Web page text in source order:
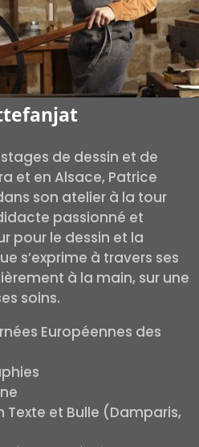
de dessin et de
et en Alsace, Patrice
son atelier à la tour
passionné et
pour le dessin et la
s’exprime à travers ses
à la main, sur une
soins.
Européennes des
et Bulle (Damparis,